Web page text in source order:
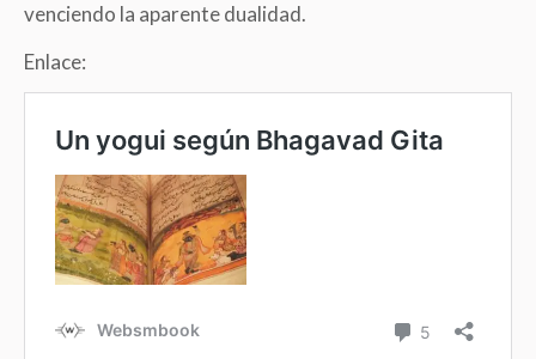
venciendo la aparente dualidad.
Enlace: